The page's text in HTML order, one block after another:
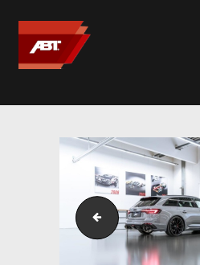
ABT
MARQUES
LE SUR-
ABT
CONTACT